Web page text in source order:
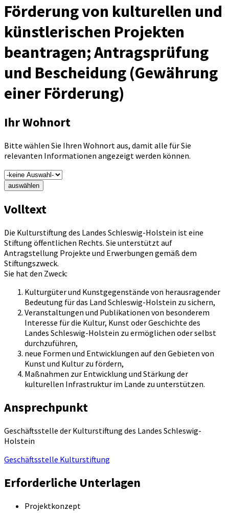
Förderung von kulturellen und
künstlerischen Projekten
beantragen; Antragsprüfung
und Bescheidung (Gewährung
einer Förderung)
Ihr Wohnort
Bitte wählen Sie Ihren Wohnort aus, damit alle für Sie
relevanten Informationen angezeigt werden können.
auswählen
Volltext
Die Kulturstiftung des Landes Schleswig-Holstein ist eine
Stiftung öffentlichen Rechts. Sie unterstützt auf
Antragstellung Projekte und Erwerbungen gemäß dem
Stiftungszweck.
Sie hat den Zweck:
Kulturgüter und Kunstgegenstände von herausragender
Bedeutung für das Land Schleswig-Holstein zu sichern,
Veranstaltungen und Publikationen von besonderem
Interesse für die Kultur, Kunst oder Geschichte des
Landes Schleswig-Holstein zu ermöglichen oder selbst
durchzuführen,
neue Formen und Entwicklungen auf den Gebieten von
Kunst und Kultur zu fördern,
Maßnahmen zur Entwicklung und Stärkung der
kulturellen Infrastruktur im Lande zu unterstützen.
Ansprechpunkt
Geschäftsstelle der Kulturstiftung des Landes Schleswig-
Holstein
Geschäftsstelle Kulturstiftung
Erforderliche Unterlagen
Projektkonzept